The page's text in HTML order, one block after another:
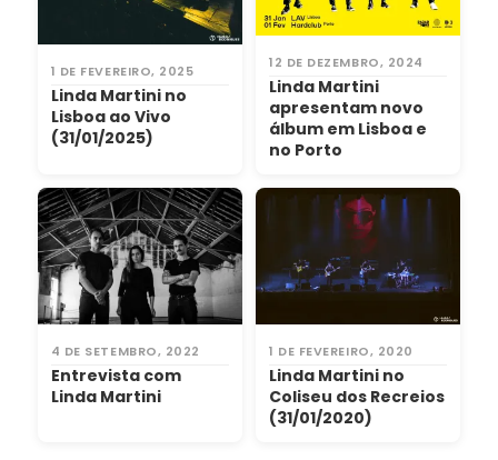
1 DE FEVEREIRO, 2025
Linda Martini no
Lisboa ao Vivo
(31/01/2025)
12 DE DEZEMBRO, 2024
Linda Martini
apresentam novo
álbum em Lisboa e
no Porto
4 DE SETEMBRO, 2022
Entrevista com
Linda Martini
1 DE FEVEREIRO, 2020
Linda Martini no
Coliseu dos Recreios
(31/01/2020)